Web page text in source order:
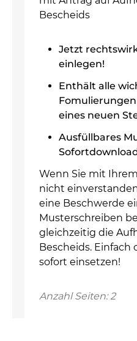
Bescheids
Jetzt
einlegen!
Enthält alle
eines neuen
Ausfüllbares
Wenn Sie mit
nicht
eine Beschwerde
Musterschreiben
gleichzeitig die
Bescheids. Einfach
sofort einsetzen!
Anzahl Seiten: 2